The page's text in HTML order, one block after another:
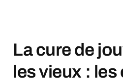
La cure de
les vieux :